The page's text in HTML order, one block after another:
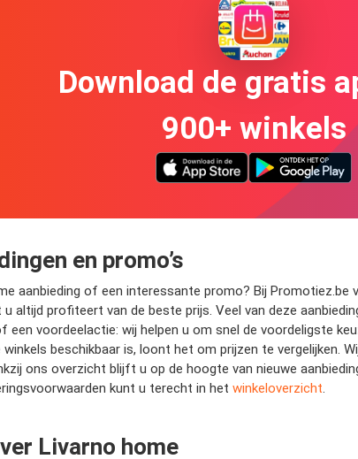
Download de gratis
900+ winkels
en promo’s
aanbieding of een interessante promo? Bij
altijd profiteert van de beste prijs. Veel van deze
een voordeelactie: wij helpen u om snel de voordeligste
beschikbaar is, loont het om prijzen te
ons overzicht blijft u op de hoogte van nieuwe
kunt u terecht in het winkeloverzicht.
Livarno home